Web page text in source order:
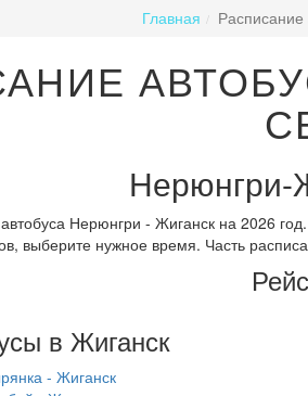
Главная
Нерюнгри-
Нерюнгри - Жиганск на 2026
выберите нужное время. Часть
в Жиганск
- Жиганск